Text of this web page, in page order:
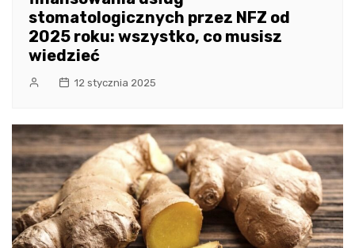
stomatologicznych przez NFZ od
2025 roku: wszystko, co musisz
wiedzieć
12 stycznia 2025